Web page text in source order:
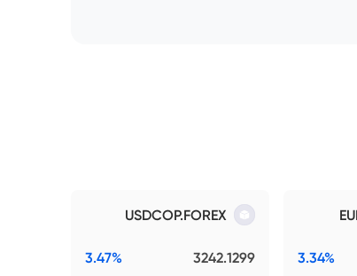
3.34%
USDCOP.FOREX
3242.1299
3.47%